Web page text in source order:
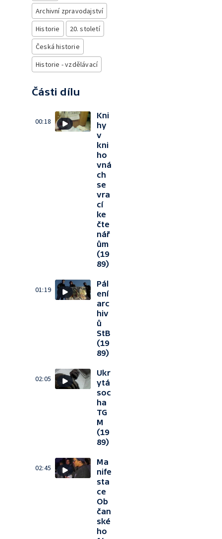
Archivní zpravodajství
Historie
20. století
Česká historie
Historie - vzdělávací
Části dílu
00:18
Kni
hy
v
kni
ho
vná
ch
se
vra
cí
ke
čte
nář
ům
(19
89)
01:19
Pál
ení
arc
hiv
ů
StB
(19
89)
02:05
Ukr
ytá
soc
ha
TG
M
(19
89)
02:45
Ma
nife
sta
ce
Ob
čan
ské
ho